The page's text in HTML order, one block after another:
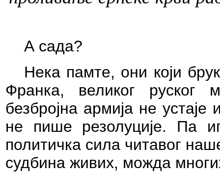
А сада?
Нека памте, они који
Франка, великог руског
безбројна армија не
не пише резолуције. Па
политичка сила читавог
судбина живих, можда